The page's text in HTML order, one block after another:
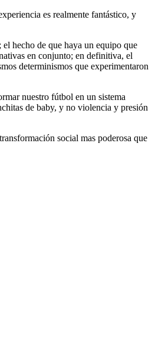
es realmente fantástico, y
el hecho de que haya un equipo que
en conjunto; en definitiva, el
determinismos que experimentaron
nuestro fútbol en un sistema
de baby, y no violencia y presión
social mas poderosa que